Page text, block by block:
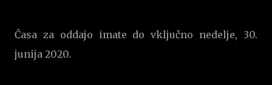
Časa za oddajo imate do vključno nedelje, 30.
junija 2020.